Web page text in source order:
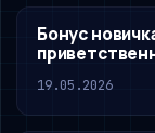
Бонус
19.05.2026